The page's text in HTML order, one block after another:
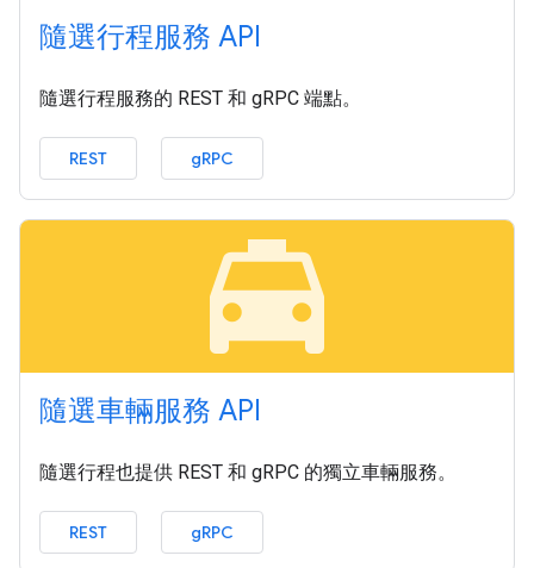
隨選行程服務 API
隨選行程服務的 REST 和 gRPC 端點。
REST gRPC
local_taxi
隨選車輛服務 API
隨選行程也提供 REST 和 gRPC 的獨立車輛服務。
REST gRPC